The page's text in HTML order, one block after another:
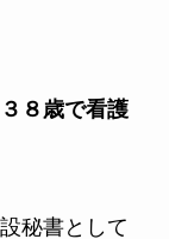
３８歳で看護
秘書として